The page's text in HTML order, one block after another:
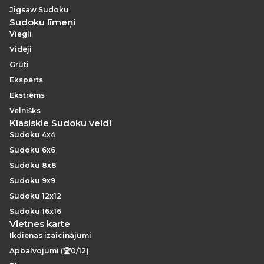
Jigsaw Sudoku
Sudoku līmeņi
Viegli
Vidēji
Grūti
Eksperts
Ekstrēms
Velnišķs
Klasiskie Sudoku veidi
Sudoku 4x4
Sudoku 6x6
Sudoku 8x8
Sudoku 9x9
Sudoku 12x12
Sudoku 16x16
Vietnes karte
Ikdienas izaicinājumi
Apbalvojumi (🏆0/12)